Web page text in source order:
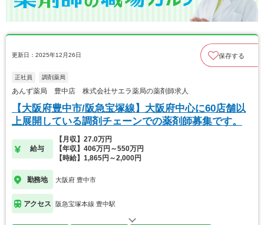
更新日：2025年12月26日 保存する
正社員 調剤薬局
あんず薬局 豊中店 株式会社サエラ薬局の薬剤師求人
【大阪府豊中市/阪急宝塚線】大阪府中心に60店舗以
上展開している調剤チェーンでの薬剤師募集です。
給与
【月収】27.0万円
【年収】406万円～550万円
【時給】1,865円～2,000円
勤務地 大阪府 豊中市
アクセス 阪急宝塚本線 豊中駅